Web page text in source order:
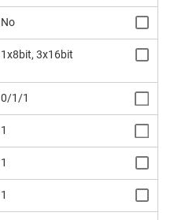
No
1x8bit, 3x16bit
0/1/1
1
1
1